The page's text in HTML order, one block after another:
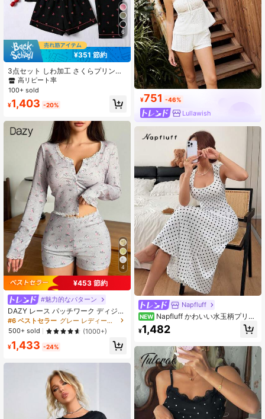
6
¥351 節約
3点セット しわ加工 さくらプリント
レディースパジャマ - 半袖ボタンカ
ラートップス ショートパンツ + ロン
グパンツ
高リピート率
100+ sold
¥1,403 -20%
4
¥453 節約
#魅力的なパターン
DAZY レース パッチワーク ディジー
フローラル フィッテッド パジャマセ
ット、秋冬ウェア
#6 ベストセラー
グレー レディースパジャマセット
500+ sold
(1000+)
¥1,433 -24%
¥751 -46%
Lullawish
Napfluff
NEW Napfluff かわいい水玉柄プリン
ト ヴィンテージ スクエアネック 鎖
骨を美しく見せる スリムフィット ロ
レディース
¥1,482